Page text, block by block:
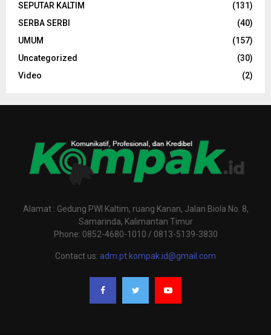
SEPUTAR KALTIM
(131)
SERBA SERBI
(40)
UMUM
(157)
Uncategorized
(30)
Video
(2)
Alamat : Gedung PWI Kaltim, ruang Kanan, Jalan Biola No. 8,
Samarinda, Kalimantan Timur
Phone: 0852-4680-1010 / 0813-5139-3830
Contact us: adm.pt.kompak.id@gmail.com